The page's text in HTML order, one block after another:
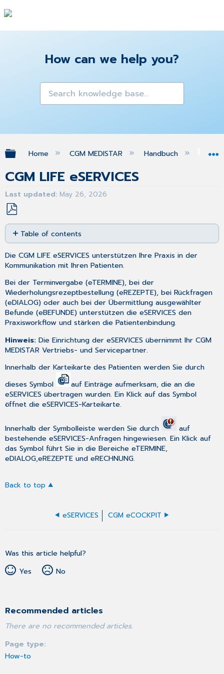
How can we help you?
Expand/collapse global hierarchy
Home CGM MEDISTAR Handbuch
CGM LIFE eSERVICES
Last updated May 26, 2026
Save
as
PDF
Table of contents
No
headers
Die CGM LIFE eSERVICES unterstützen Ihre Praxis in der
Kommunikation mit Ihren Patienten.
Bei der Terminvergabe (eTERMINE), bei der
Wiederholungsrezeptbestellung (eREZEPTE), bei Rückfragen
(eDIALOG) oder auch bei der Übermittlung ausgewählter
Befunde (eBEFUNDE) unterstützen die eSERVICES den
Praxisworkflow und stärken die Patientenbindung.
Hinweis:Die Einrichtung der eSERVICES übernimmt Ihr CGM
MEDISTAR Vertriebs- und Servicepartner.
Innerhalb der Karteikarte des Patienten werden Sie durch
dieses Symbol
auf Einträge aufmerksam, die an die
eSERVICES übertragen wurden. Ein Klick auf das Symbol
öffnet die eSERVICES-Karteikarte.
Innerhalb der Symbolleiste werden Sie durch
auf
bestehende eSERVICES-Anfragen hingewiesen. Ein Klick auf
das Symbol führt Sie in die BereicheeTERMINE,
eDIALOG,eREZEPTE undeRECHNUNG.
Back to top
eSERVICES CGM eCOCKPIT
Was this article helpful?
Yes
No
Recommended articles
There are no recommended articles.
Page type
How-to